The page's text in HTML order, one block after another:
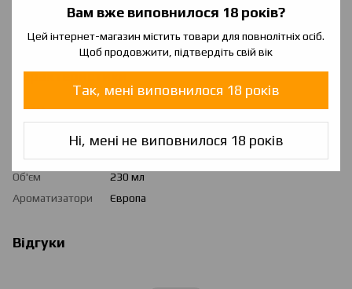
Вам вже виповнилося 18 років?
Цей інтернет-магазин містить товари для повнолітніх осіб.
Щоб продовжити, підтвердіть свій вік
Так, мені виповнилося 18 років
Ні, мені не виповнилося 18 років
Характеристики
Країна
виробника
Співвідношення
70/30
Об'єм
230 мл
Ароматизатори
Європа
Відгуки